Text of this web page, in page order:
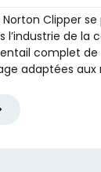
Clipper
de la
complet de
adaptées aux